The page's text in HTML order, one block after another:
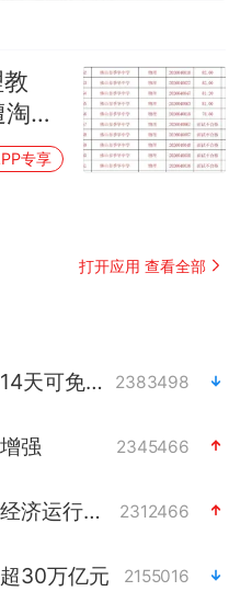
淘
核查
专享
打开应用 查看全部
东航发布新规：提前14天可免费退改签 2383498
强 2345466
上半年我国机械工业经济运行稳中有进 2312466
30万亿元 2155016